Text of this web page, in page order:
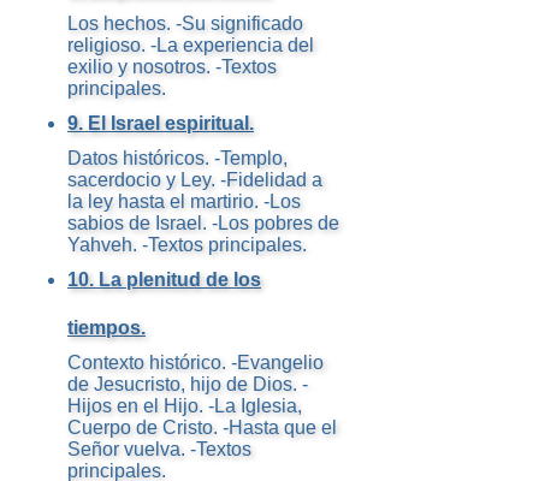
Los hechos. -Su significado
religioso. -La experiencia del
exilio y nosotros. -Textos
principales.
9. El Israel espiritual.
Datos históricos. -Templo,
sacerdocio y Ley. -Fidelidad a
la ley hasta el martirio. -Los
sabios de Israel. -Los pobres de
Yahveh. -Textos principales.
10. La plenitud de los
tiempos.
Contexto histórico. -Evangelio
de Jesucristo, hijo de Dios. -
Hijos en el Hijo. -La Iglesia,
Cuerpo de Cristo. -Hasta que el
Señor vuelva. -Textos
principales.